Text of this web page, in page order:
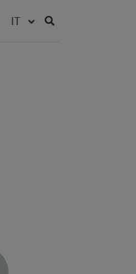
Fieldset for group
Select your language